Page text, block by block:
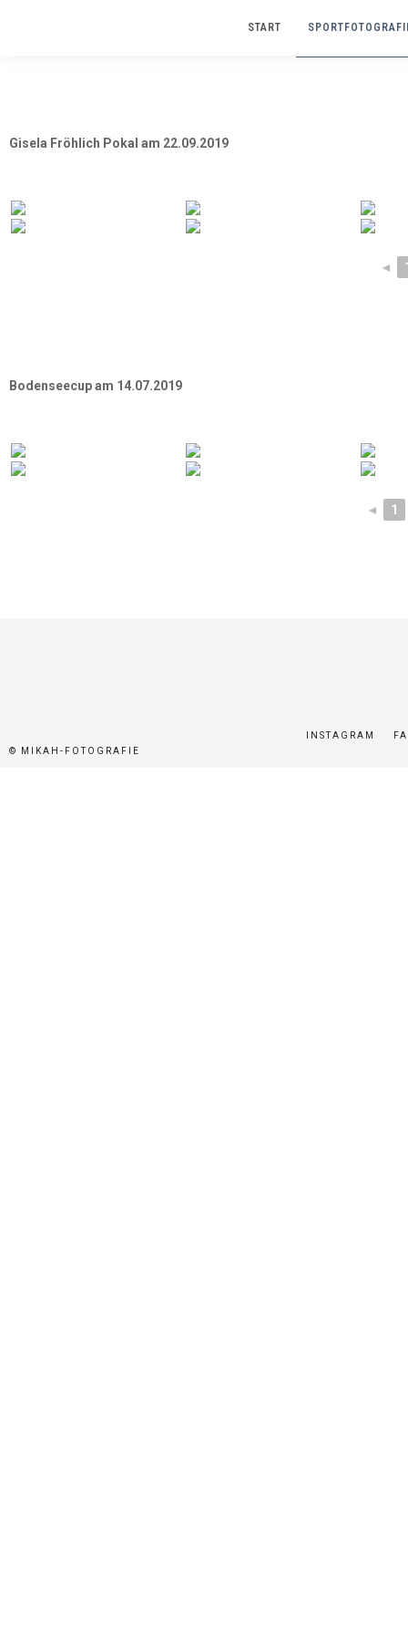
START
Gisela Fröhlich Pokal am 22.09.2019
◄
Bodenseecup am 14.07.2019
◄ 1
INSTAGRAM
© MIKAH-FOTOGRAFIE